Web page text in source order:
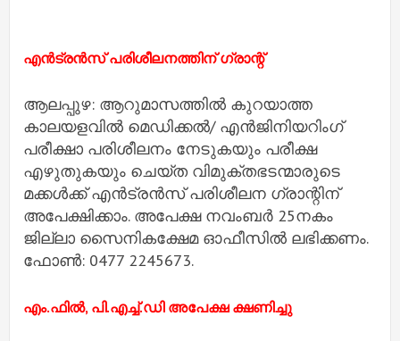
എന്‍ട്രന്‍സ് പരിശീലനത്തിന് ഗ്രാന്റ്
ആലപ്പുഴ: ആറുമാസത്തില്‍ കുറയാത്ത
കാലയളവില്‍ മെഡിക്കല്‍/ എന്‍ജിനിയറിംഗ്
പരീക്ഷാ പരിശീലനം നേടുകയും പരീക്ഷ
എഴുതുകയും ചെയ്ത വിമുക്തഭടന്മാരുടെ
മക്കള്‍ക്ക് എന്‍ട്രന്‍സ് പരിശീലന ഗ്രാന്റിന്
അപേക്ഷിക്കാം. അപേക്ഷ നവംബര്‍ 25നകം
ജില്ലാ സൈനികക്ഷേമ ഓഫീസില്‍ ലഭിക്കണം.
ഫോണ്‍: 0477 2245673.
എം.ഫില്‍, പി.എച്ച്‌.ഡി അപേക്ഷ ക്ഷണിച്ചു